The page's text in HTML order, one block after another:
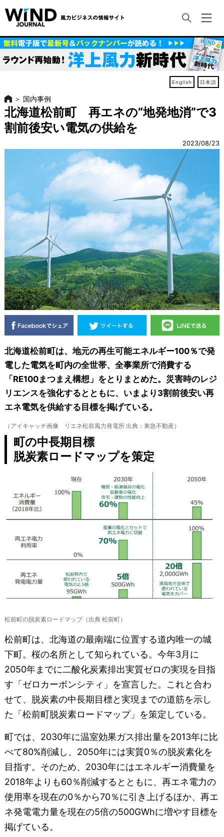
English 日本語
＞ 国内事例
北海道松前町 再エネの”地発地消”で3
割前後安い電気の供給を
2023/08/23
北海道松前町は、地元の再生可能エネルギー100％で発
電した電気を町内の全世帯、全事業所で消費する
「RE100まつまえ構想」をとりまとめた。災害時のレジ
リエンスを強化するとともに、いまより3割前後安い再
エネ電気を供給する目標を掲げている。
（アイキャッチ画像 リエネ松前風力発電所 出典：東急不動産）
町の中長期目標
脱炭素ロードマップを策定
松前町の脱炭素ロードマップ（出典 松前町）
松前町は、北海道の最南端に位置する道内唯一の城
下町。桜の名所として知られている。今年3月に
2050年までに二酸化炭素排出実質ゼロの実現を目指
す「ゼロカーボンシティ」を宣言した。これと合わ
せて、脱炭素の中長期目標と実現までの道筋を示し
た「松前町脱炭素ロードマップ」を策定している。
町では、2030年に温室効果ガス排出量を2013年に比
べて80%削減し、2050年には実質0％の脱炭素化を
目指す。そのため、2030年にはエネルギー消費量を
2018年よりも60％削減するとともに、再エネ電力の
使用率を現在の0％から70％に引き上げるほか、再エ
ネ発電電力量を現在の5倍の500GWhに増やす目標を
掲げている。